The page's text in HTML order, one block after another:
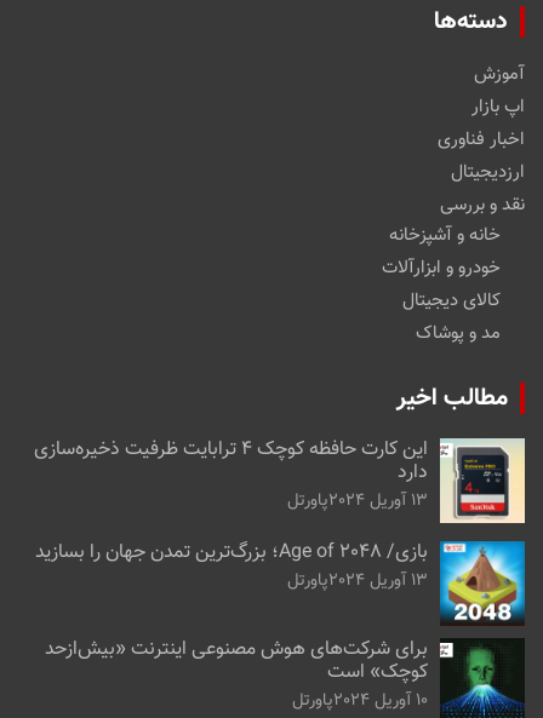
دسته‌ها
آموزش
اپ بازار
اخبار فناوری
ارزدیجیتال
نقد و بررسی
خانه و آشپزخانه
خودرو و ابزارآلات
کالای دیجیتال
مد و پوشاک
مطالب اخیر
این کارت حافظه کوچک ۴ ترابایت ظرفیت ذخیره‌سازی
دارد
13 آوریل 2024 پاورتل
بازی/ Age of 2048؛ بزرگ‌ترین تمدن جهان را بسازید
13 آوریل 2024 پاورتل
برای شرکت‌های هوش مصنوعی اینترنت «بیش‌از‌حد
کوچک» است
10 آوریل 2024 پاورتل